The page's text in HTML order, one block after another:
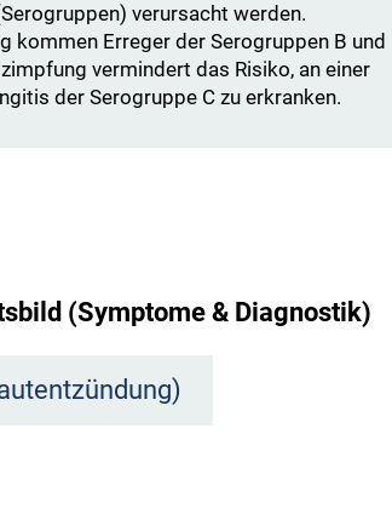
verursacht werden.
kommen Erreger der Serogruppen B und
vermindert das Risiko, an einer
der Serogruppe C zu erkranken.
(Symptome & Diagnostik)